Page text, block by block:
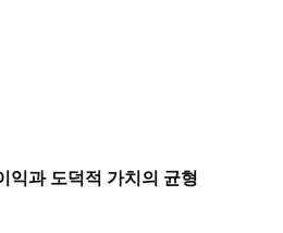
익과 도덕적 가치의 균형